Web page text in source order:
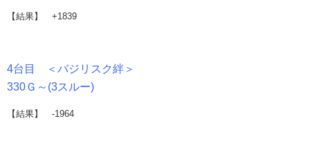
【結果】 +1839
4台目 ＜バジリスク絆＞
330Ｇ～(3スルー)
【結果】 -1964